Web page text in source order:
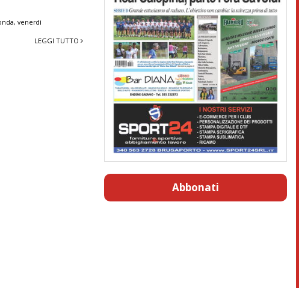
,venerdì
LEGGI TUTTO
Abbonati